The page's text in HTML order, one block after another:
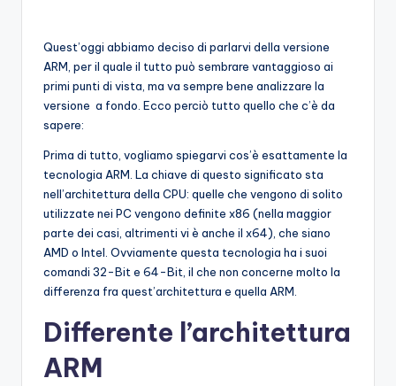
Quest’oggi abbiamo deciso di parlarvi della versione
ARM, per il quale il tutto può sembrare vantaggioso ai
primi punti di vista, ma va sempre bene analizzare la
versione a fondo. Ecco perciò tutto quello che c’è da
sapere:
Prima di tutto, vogliamo spiegarvi cos’è esattamente la
tecnologia ARM. La chiave di questo significato sta
nell’architettura della CPU: quelle che vengono di solito
utilizzate nei PC vengono definite x86 (nella maggior
parte dei casi, altrimenti vi è anche il x64), che siano
AMD o Intel. Ovviamente questa tecnologia ha i suoi
comandi 32-Bit e 64-Bit, il che non concerne molto la
differenza fra quest’architettura e quella ARM.
Differente l’architettura
ARM